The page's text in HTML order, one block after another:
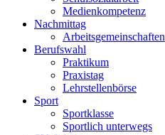
Medienkompetenz
Nachmittag
Arbeitsgemeinschaften
Berufswahl
Praktikum
Praxistag
Lehrstellenbörse
Sport
Sportklasse
Sportlich unterwegs